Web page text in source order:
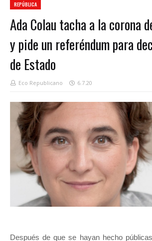
REPÚBLICA
Ada Colau tacha a la corona
y pide un referéndum para
de Estado
Eco Republicano 6.7.20
Después de que se hayan hecho